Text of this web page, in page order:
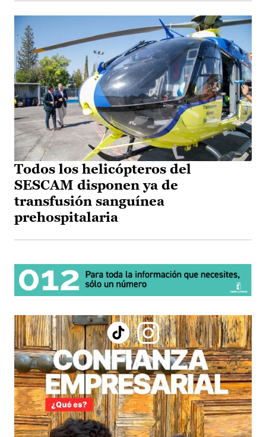
Todos los helicópteros del
SESCAM disponen ya de
transfusión sanguínea
prehospitalaria